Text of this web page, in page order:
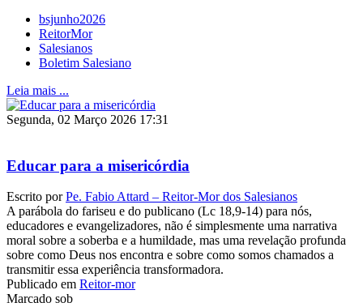
bsjunho2026
ReitorMor
Salesianos
Boletim Salesiano
Leia mais ...
Segunda, 02 Março 2026 17:31
Educar para a misericórdia
Escrito porPe. Fabio Attard – Reitor-Mor dos Salesianos
A parábola do fariseu e do publicano (Lc 18,9-14) para nós,
educadores e evangelizadores, não é simplesmente uma narrativa
moral sobre a soberba e a humildade, mas uma revelação profunda
sobre como Deus nos encontra e sobre como somos chamados a
transmitir essa experiência transformadora.
Publicado em Reitor-mor
Marcado sob